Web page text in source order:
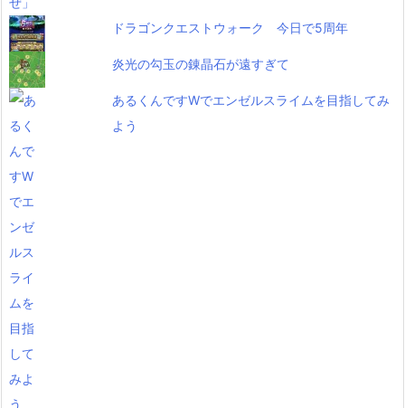
ドラゴンクエストウォーク 今日で5周年
炎光の勾玉の錬晶石が遠すぎて
あるくんですWでエンゼルスライムを目指してみ
よう